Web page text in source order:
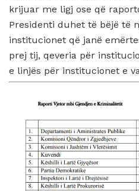
krijuar me ligj ose që
Presidenti duhet të bëjë të
institucionet që janë
prej tij, qeveria për
e linjës për institucionet e